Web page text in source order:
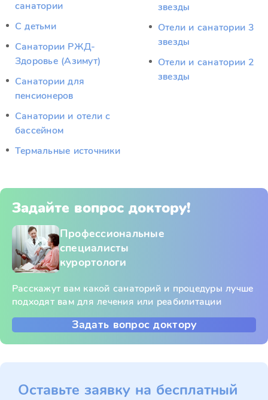
санатории
С детьми
Санатории РЖД-
Здоровье (Азимут)
Санатории для
пенсионеров
Санатории и отели с
бассейном
Термальные источники
звезды
Отели и санатории 3
звезды
Отели и санатории 2
звезды
Задайте вопрос доктору!
Профессиональные
специалисты
курортологи
Расскажут вам какой санаторий и процедуры лучше
подходят вам для лечения или реабилитации
Задать вопрос доктору
Оставьте заявку на бесплатный